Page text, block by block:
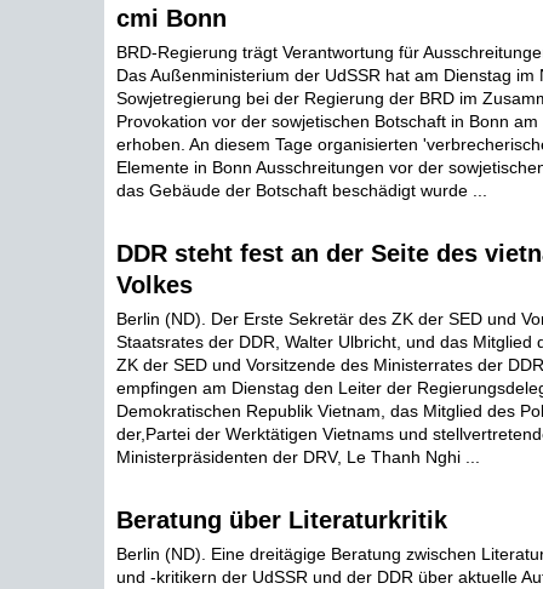
cmi Bonn
BRD-Regierung trägt Verantwortung für
Das Außenministerium der UdSSR hat am Dienstag im
Sowjetregierung bei der Regierung der BRD im
Provokation vor der sowjetischen Botschaft in Bonn
erhoben. An diesem Tage organisierten
Elemente in Bonn Ausschreitungen vor der
das Gebäude der Botschaft beschädigt wurde ...
DDR steht fest an der Seite des
Volkes
Berlin (ND). Der Erste Sekretär des ZK der SED und
Staatsrates der DDR, Walter Ulbricht, und das Mitglied
ZK der SED und Vorsitzende des Ministerrates der
empfingen am Dienstag den Leiter der
Demokratischen Republik Vietnam, das Mitglied des
der,Partei der Werktätigen Vietnams und
Ministerpräsidenten der DRV, Le Thanh Nghi ...
Beratung über Literaturkritik
Berlin (ND). Eine dreitägige Beratung zwischen
und -kritikern der UdSSR und der DDR über aktuelle